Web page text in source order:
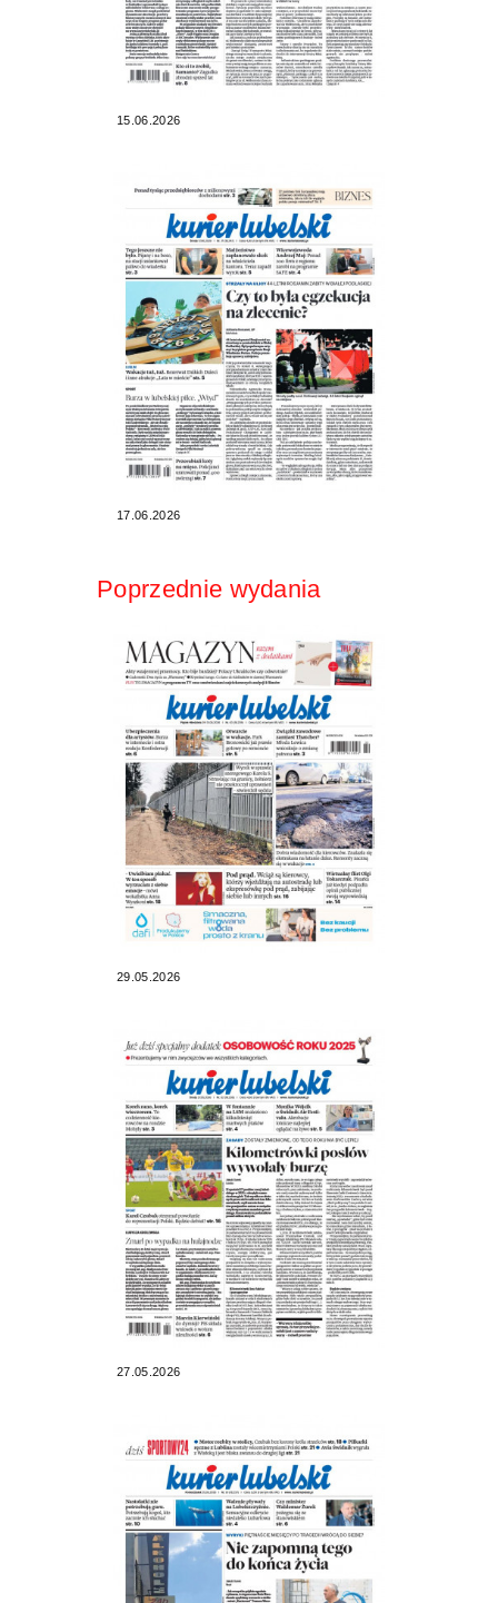
15.06.2026
17.06.2026
Poprzednie wydania
29.05.2026
27.05.2026